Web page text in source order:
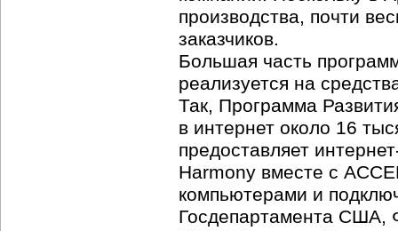
производства, почти
заказчиков.
Большая часть
реализуется на
Так, Программа
в интернет около 16
предоставляет
Harmony вместе с
компьютерами и
Госдепартамента США,